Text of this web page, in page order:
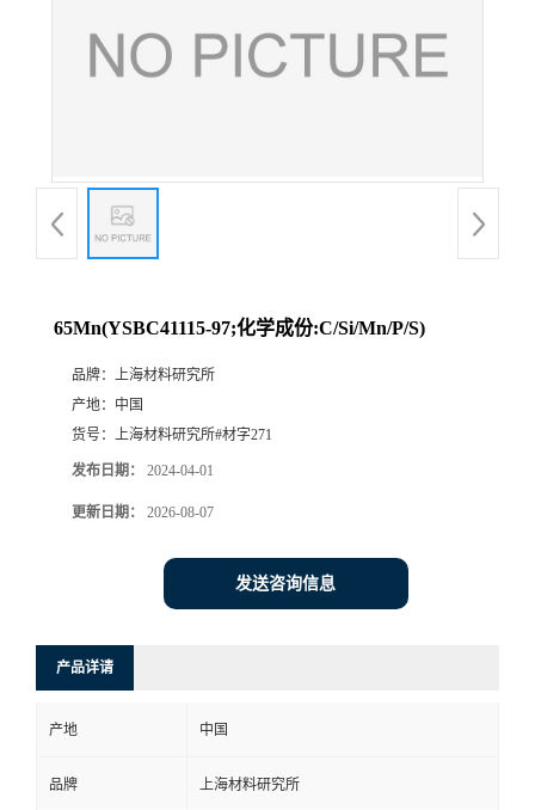
65Mn(YSBC41115-97;化学成份:C/Si/Mn/P/S)
品牌： 上海材料研究所
产地： 中国
货号： 上海材料研究所#材字271
发布日期： 2024-04-01
更新日期： 2026-08-07
发送咨询信息
产品详请
产地 中国
品牌 上海材料研究所